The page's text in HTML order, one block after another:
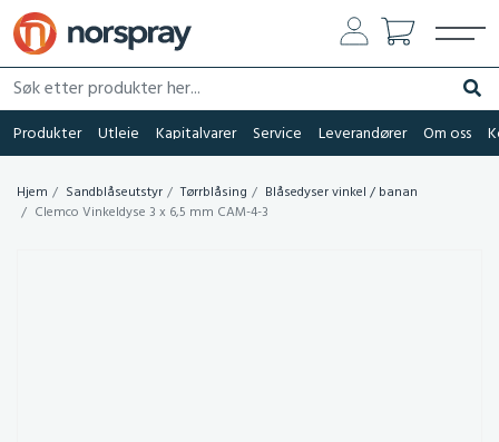
Søk etter produkter her...
Søk
Produkter Utleie Kapitalvarer Service Leverandører Om oss
Hjem Sandblåseutstyr Tørrblåsing
Blåsedyser vinkel / banan
Clemco Vinkeldyse 3 x 6,5 mm CAM-4-3